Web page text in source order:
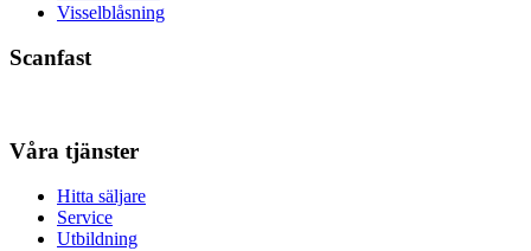
Visselblåsning
Scanfast
Våra tjänster
Hitta säljare
Service
Utbildning